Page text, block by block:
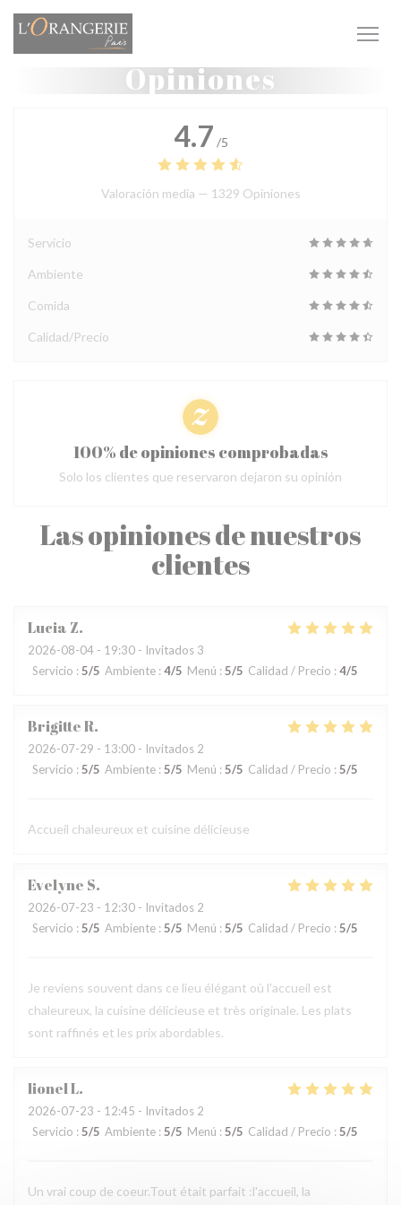
Personalización de sus opciones de cookies
Opiniones
Las opiniones de nuestros
clientes
Lucia Z
2026-08-04 - 19:30 - Invitados 3
Servicio : 5/5 Ambiente : 4/5 Menú : 5/5 Calidad / Precio : 4/5
BrigitteR
2026-07-29 - 13:00 - Invitados 2
Servicio : 5/5 Ambiente : 5/5 Menú : 5/5 Calidad / Precio : 5/5
Accueil chaleureux et cuisine délicieuse
Evelyne S
2026-07-23 - 12:30 - Invitados 2
Servicio : 5/5 Ambiente : 5/5 Menú : 5/5 Calidad / Precio : 5/5
Je reviens souvent dans ce lieu élégant où l'accueil est
chaleureux, la cuisine délicieuse et très originale. Les plats
sont raffinés et les prix abordables.
lionelL
2026-07-23 - 12:45 - Invitados 2
Servicio : 5/5 Ambiente : 5/5 Menú : 5/5 Calidad / Precio : 5/5
Un vrai coup de coeur.Tout était parfait :l'accueil, la
4.7 /5
Valoración media — 1329 Opiniones
Servicio
Ambiente
Comida
Calidad/Precio
100% de opiniones comprobadas
Solo los clientes que reservaron dejaron su opinión